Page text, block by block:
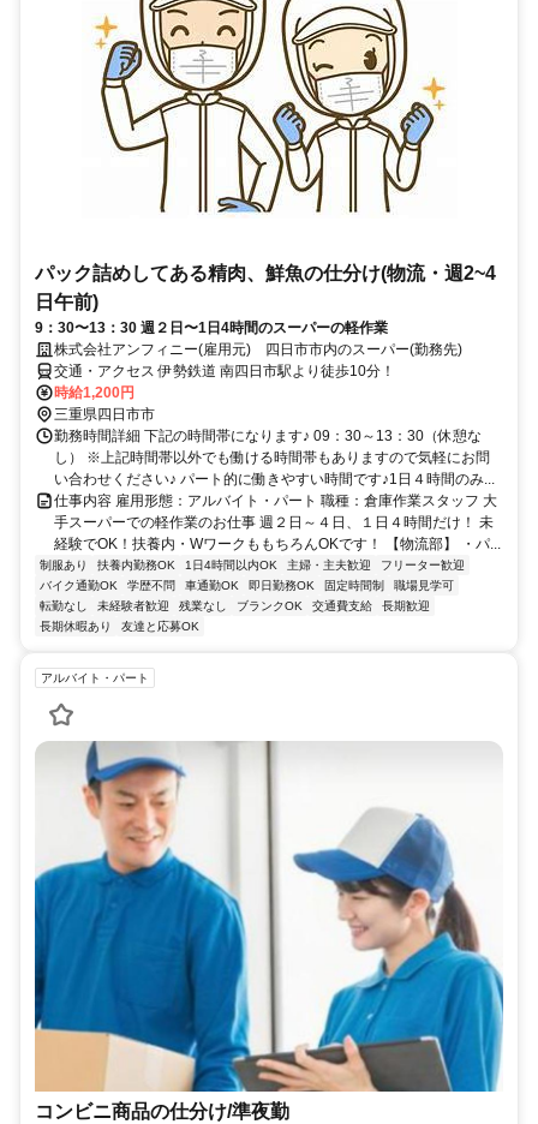
パック詰めしてある精肉、鮮魚の仕分け(物流・週2~4
日午前)
9：30〜13：30 週２日〜1日4時間のスーパーの軽作業
株式会社アンフィニー(雇用元) 四日市市内のスーパー(勤務先)
交通・アクセス 伊勢鉄道 南四日市駅より徒歩10分！
時給1,200円
三重県四日市市
勤務時間詳細 下記の時間帯になります♪ 09：30～13：30（休憩な
し） ※上記時間帯以外でも働ける時間帯もありますので気軽にお問
い合わせください♪ パート的に働きやすい時間です♪1日４時間のみ...
仕事内容 雇用形態：アルバイト・パート 職種：倉庫作業スタッフ 大
手スーパーでの軽作業のお仕事 週２日～４日、１日４時間だけ！ 未
経験でOK！扶養内・WワークももちろんOKです！ 【物流部】 ・パ...
制服あり 扶養内勤務OK 1日4時間以内OK 主婦・主夫歓迎
フリーター歓迎
バイク通勤OK
学歴不問 車通勤OK 即日勤務OK 固定時間制
職場見学可
転勤なし
未経験者歓迎 残業なし ブランクOK 交通費支給
長期歓迎
長期休暇あり
友達と応募OK
アルバイト・パート
コンビニ商品の仕分け/準夜勤